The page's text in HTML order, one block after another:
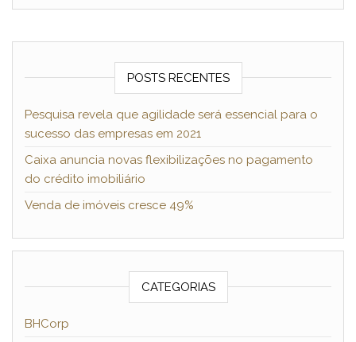
POSTS RECENTES
Pesquisa revela que agilidade será essencial para o
sucesso das empresas em 2021
Caixa anuncia novas flexibilizações no pagamento
do crédito imobiliário
Venda de imóveis cresce 49%
CATEGORIAS
BHCorp